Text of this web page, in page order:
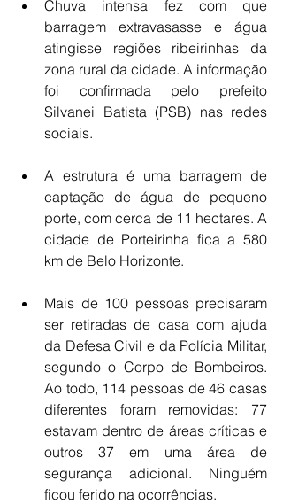
Chuva intensa fez com que
barragem extravasasse e água
atingisse regiões ribeirinhas da
zona rural da cidade. A informação
foi confirmada pelo prefeito
Silvanei Batista (PSB) nas redes
sociais.
A estrutura é uma barragem de
captação de água de pequeno
porte, com cerca de 11 hectares. A
cidade de Porteirinha fica a 580
km de Belo Horizonte.
Mais de 100 pessoas precisaram
ser retiradas de casa com ajuda
da Defesa Civil e da Polícia Militar,
segundo o Corpo de Bombeiros.
Ao todo, 114 pessoas de 46 casas
diferentes foram removidas: 77
estavam dentro de áreas críticas e
outros 37 em uma área de
segurança adicional. Ninguém
ficou ferido na ocorrências.